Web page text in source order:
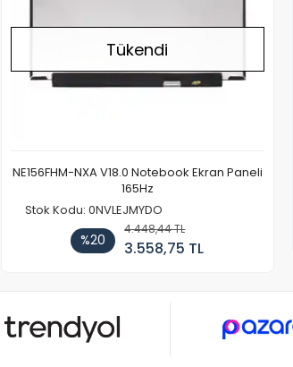
Tükendi
NE156FHM-NXA V18.0 Notebook Ekran Paneli
165Hz
Stok Kodu: 0NVLEJMYDO
%20
4.448,44 TL
3.558,75 TL